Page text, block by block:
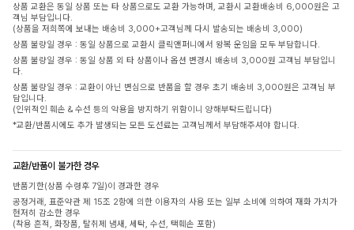
상품 교환은 동일 상품 또는 타 상품으로도 교환 가능하며, 교환시 교환배송비 6,000원은 고
객님 부담입니다.
(상품을 저희쪽에 보내는 배송비 3,000+고객님께 다시 발송되는 배송비 3,000)
상품 불량일 경우 : 동일 상품으로 교환시 클릭앤퍼니에서 왕복 운임을 모두 부담합니다.
상품 불량일 경우 : 동일 상품 외 타 상품이나 옵션 변경시 배송비 3,000원 고객님 부담입니
다.
상품 불량일 경우 : 교환이 아닌 변심으로 반품을 할 경우 초기 배송비 3,000원은 고객님 부
담입니다.
(인위적인 훼손 & 수선 등의 악용을 방지하기 위함이니 양해부탁드립니다)
*교환/반품시에도 추가 발생되는 모든 도선료는 고객님께서 부담해주셔야 합니다.
교환/반품이 불가한 경우
반품기한(상품 수령후 7일)이 경과한 경우
공정거래, 표준약관 제 15조 2항에 의한 이용자의 사용 또는 일부 소비에 의하여 재화 가치가
현저히 감소한 경우
(착용 흔적, 화장품, 탈취제 냄새, 세탁, 수선, 택훼손 포함)